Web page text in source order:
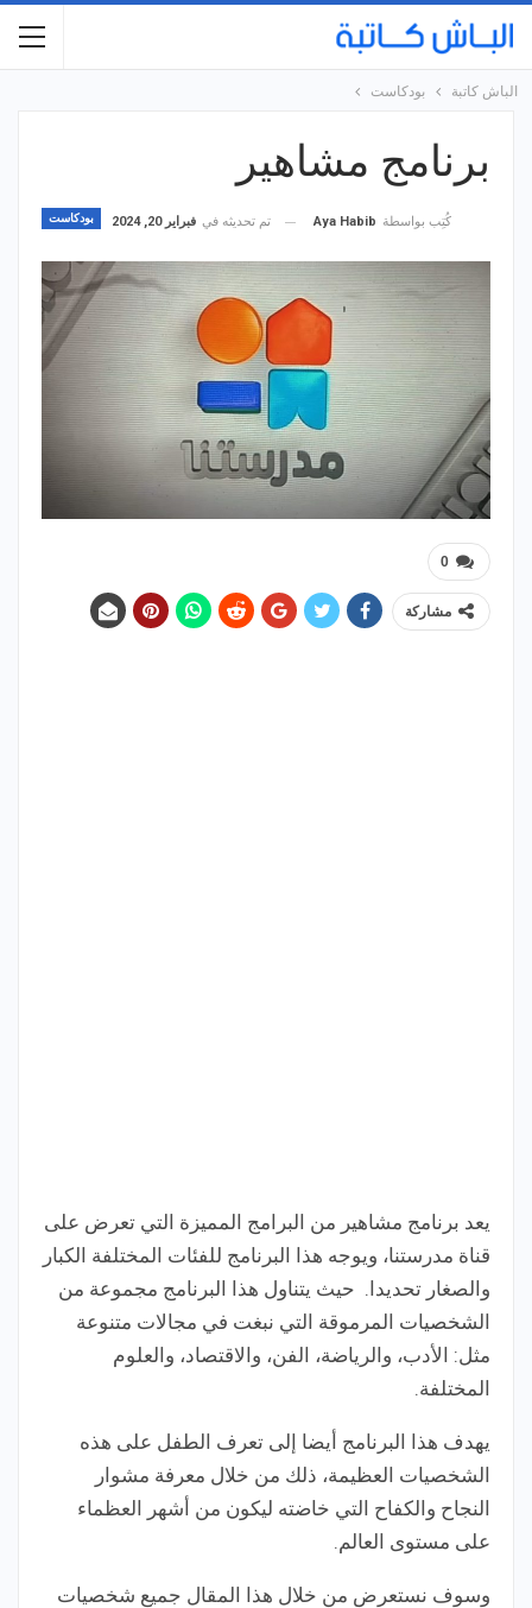
الباش كاتبة بودكاست
برنامج مشاهير
بودكاست كُتِب بواسطة Aya Habib تم تحديثه في فبراير 20, 2024
0
مشاركة
يعد برنامج مشاهير من البرامج المميزة التي تعرض على
قناة مدرستنا، ويوجه هذا البرنامج للفئات المختلفة الكبار
والصغار تحديدا. حيث يتناول هذا البرنامج مجموعة من
الشخصيات المرموقة التي نبغت في مجالات متنوعة
مثل: الأدب، والرياضة، الفن، والاقتصاد، والعلوم
المختلفة.
يهدف هذا البرنامج أيضا إلى تعرف الطفل على هذه
الشخصيات العظيمة، ذلك من خلال معرفة مشوار
النجاح والكفاح التي خاضته ليكون من أشهر العظماء
على مستوى العالم.
وسوف نستعرض من خلال هذا المقال جميع شخصيات